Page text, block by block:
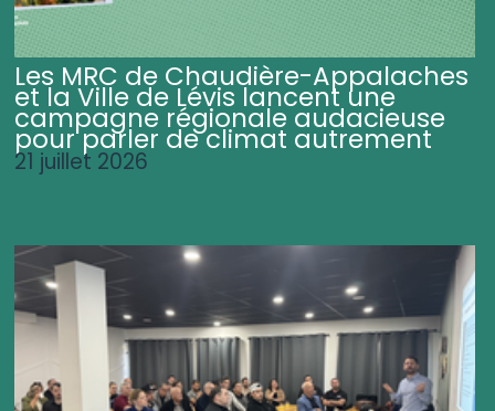
Les MRC de Chaudière-Appalaches
et la Ville de Lévis lancent une
campagne régionale audacieuse
pour parler de climat autrement
21 juillet 2026